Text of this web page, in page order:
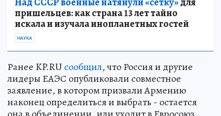
пришельцев: как страна 13 лет тайно
искала и изучала инопланетных гостей
НАУКА
Ранее KP.RU сообщил, что Россия и другие
лидеры ЕАЭС опубликовали совместное
заявление, в котором призвали Армению
наконец определиться и выбрать - остается